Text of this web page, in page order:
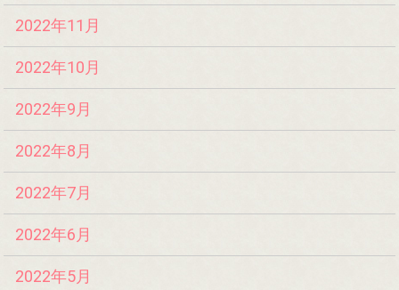
2022年11月
2022年10月
2022年9月
2022年8月
2022年7月
2022年6月
2022年5月